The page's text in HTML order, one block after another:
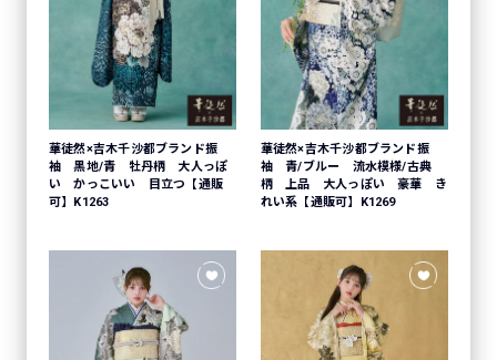
華徒然×吉木千沙都ブランド振
袖 黒地/青 牡丹柄 大人っぽ
い かっこいい 目立つ【通販
可】K1263
華徒然×吉木千沙都ブランド振
袖 青/ブルー 流水模様/古典
柄 上品 大人っぽい 豪華 き
れい系【通販可】K1269